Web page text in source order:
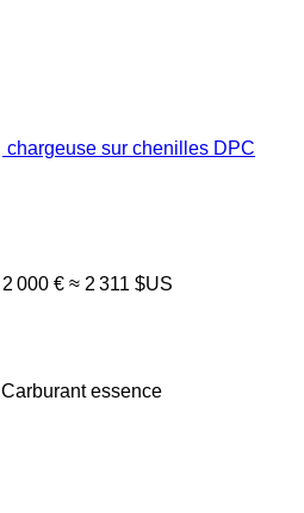
chargeuse sur chenilles DPC
2 000 € ≈ 2 311 $US
Carburant essence